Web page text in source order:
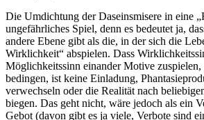
Die Umdichtung der Daseinsmisere in eine
ungefährliches Spiel, denn es bedeutet ja,
andere Ebene gibt als die, in der sich die
Wirklichkeit“ abspielen. Dass
Möglichkeitssinn einander Motive zuspielen,
bedingen, ist keine Einladung,
verwechseln oder die Realität nach
biegen. Das geht nicht, wäre jedoch als ein
Gebot (davon gibt es ja viele, Verbote sind